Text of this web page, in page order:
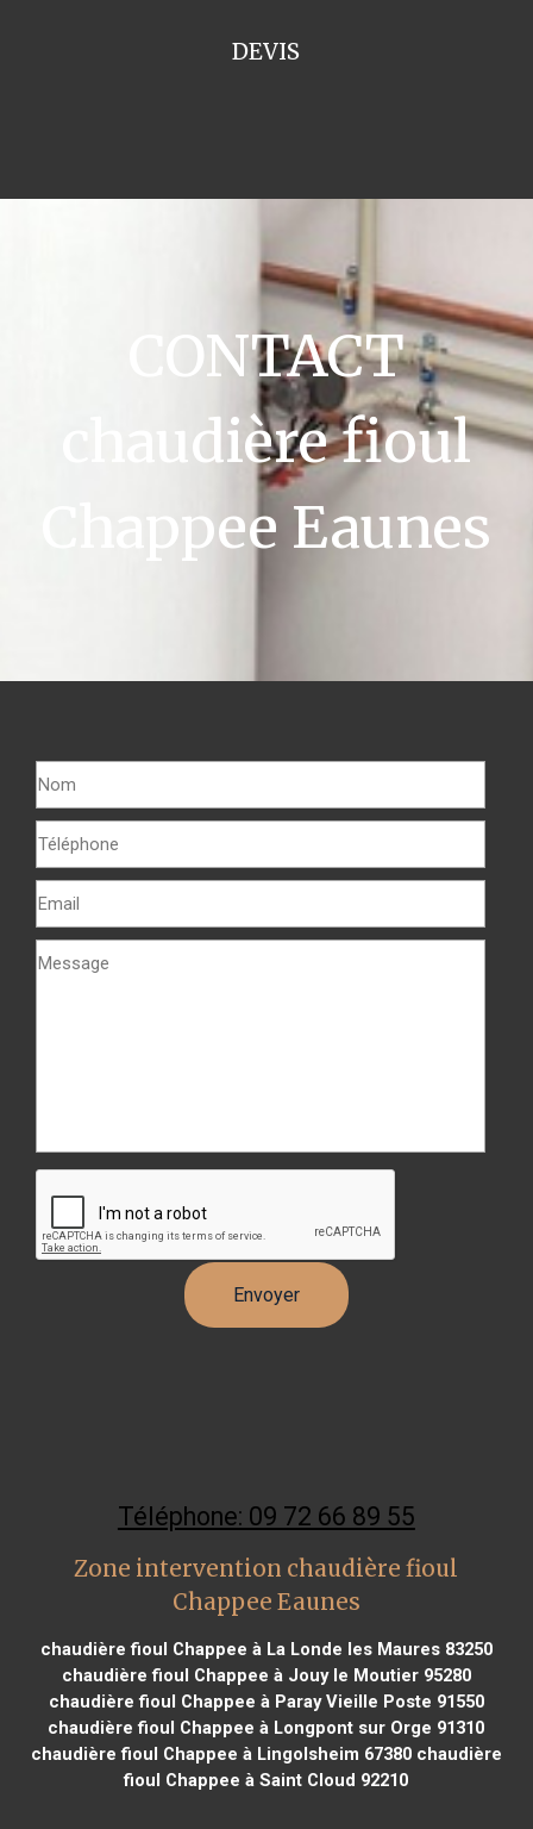
DEVIS
CONTACT
chaudière fioul
Chappee Eaunes
Téléphone: 09 72 66 89 55
Zone intervention chaudière fioul
Chappee Eaunes
chaudière fioul Chappee à La Londe les Maures 83250
chaudière fioul Chappee à Jouy le Moutier 95280
chaudière fioul Chappee à Paray Vieille Poste 91550
chaudière fioul Chappee à Longpont sur Orge 91310
chaudière fioul Chappee à Lingolsheim 67380chaudière
fioul Chappee à Saint Cloud 92210